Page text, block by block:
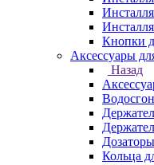
Кнопки
Аксессуары
Назад
Кольца